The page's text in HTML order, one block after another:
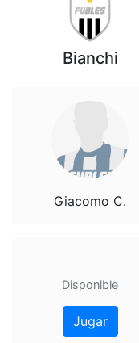
Bianchi
Giacomo C.
Disponible
Jugar